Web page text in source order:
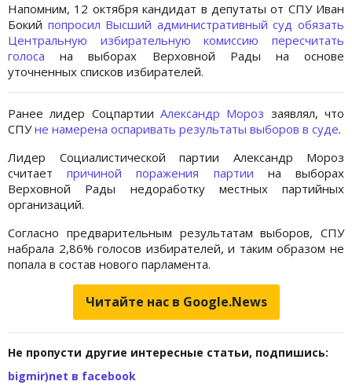
Напомним, 12 октября кандидат в депутаты от СПУ Иван
Бокий попросил Высший административный суд обязать
Центральную избирательную комиссию пересчитать
голосана выборах Верховной Рады на основе
уточненных списков избирателей.
Ранее лидер Соцпартии Александр Мороз заявлял, что
СПУне намерена оспаривать результаты выборов в суде.
Лидер Социалистической партии Александр Мороз
считаетпричиной поражения партии на выборах
Верховной Рады недоработку местных партийных
организаций.
Согласно предварительным результатам выборов, СПУ
набрала 2,86% голосов избирателей, и таким образом не
попала в состав нового парламента.
Читайте нас в Google.News
Не пропусти другие интересные статьи, подпишись:
bigmir)net в facebook